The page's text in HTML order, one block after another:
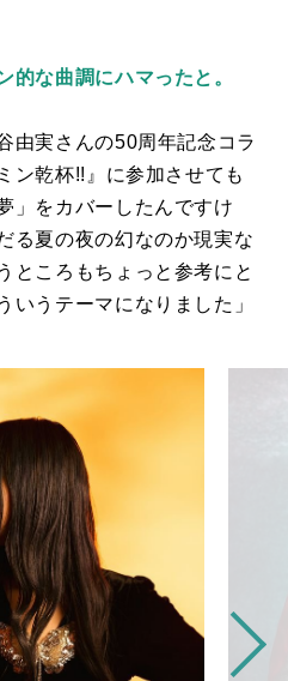
な曲調にハマったと。
由実さんの50周年記念コラ
ン乾杯!!』に参加させても
」をカバーしたんですけ
る夏の夜の幻なのか現実な
ところもちょっと参考にと
いうテーマになりました」